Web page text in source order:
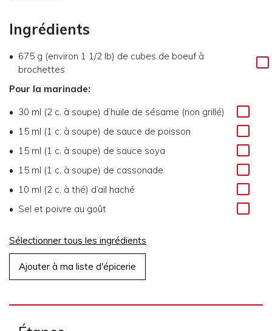
Ingrédients
675 g (environ 1 1/2 lb) de cubes de boeuf à
brochettes
Pour la marinade:
30 ml (2 c. à soupe) d’huile de sésame (non grillé)
15 ml (1 c. à soupe) de sauce de poisson
15 ml (1 c. à soupe) de sauce soya
15 ml (1 c. à soupe) de cassonade
10 ml (2 c. à thé) d’ail haché
Sel et poivre au goût
Sélectionner tous les ingrédients
Ajouter à ma liste d'épicerie